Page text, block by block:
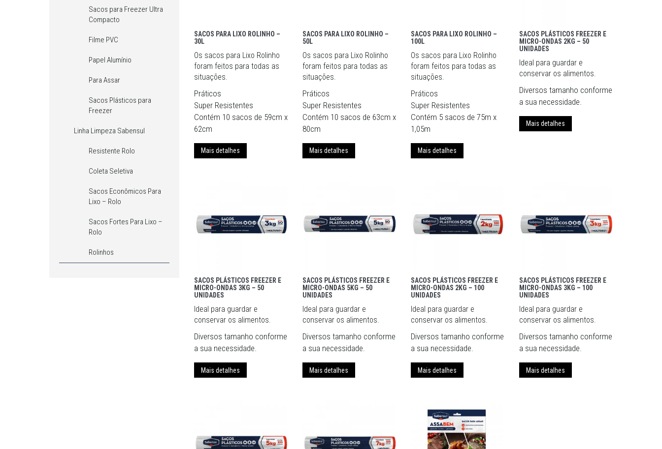
Sacos para Freezer Ultra
Compacto
Filme PVC
Papel Alumínio
Para Assar
Sacos Plásticos para
Freezer
Linha Limpeza Sabensul
Resistente Rolo
Coleta Seletiva
Sacos Econômicos Para
Lixo – Rolo
Sacos Fortes Para Lixo –
Rolo
Rolinhos
SACOS PARA LIXO ROLINHO –
30L
Os sacos para Lixo Rolinho
foram feitos para todas as
situações.
Práticos
Super Resistentes
Contém 10 sacos de 59cm x
62cm
Mais detalhes
SACOS PARA LIXO ROLINHO –
50L
Os sacos para Lixo Rolinho
foram feitos para todas as
situações.
Práticos
Super Resistentes
Contém 10 sacos de 63cm x
80cm
Mais detalhes
SACOS PARA LIXO ROLINHO –
100L
Os sacos para Lixo Rolinho
foram feitos para todas as
situações.
Práticos
Super Resistentes
Contém 5 sacos de 75m x
1,05m
Mais detalhes
SACOS PLÁSTICOS FREEZER E
MICRO-ONDAS 2KG – 50
UNIDADES
Ideal para guardar e
conservar os alimentos.
Diversos tamanho conforme
a sua necessidade.
Mais detalhes
SACOS PLÁSTICOS FREEZER E
MICRO-ONDAS 3KG – 50
UNIDADES
Ideal para guardar e
conservar os alimentos.
Diversos tamanho conforme
a sua necessidade.
Mais detalhes
SACOS PLÁSTICOS FREEZER E
MICRO-ONDAS 5KG – 50
UNIDADES
Ideal para guardar e
conservar os alimentos.
Diversos tamanho conforme
a sua necessidade.
Mais detalhes
SACOS PLÁSTICOS FREEZER E
MICRO-ONDAS 2KG – 100
UNIDADES
Ideal para guardar e
conservar os alimentos.
Diversos tamanho conforme
a sua necessidade.
Mais detalhes
SACOS PLÁSTICOS FREEZER E
MICRO-ONDAS 3KG – 100
UNIDADES
Ideal para guardar e
conservar os alimentos.
Diversos tamanho conforme
a sua necessidade.
Mais detalhes